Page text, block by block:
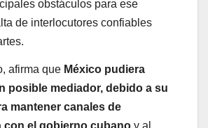
obstáculos para ese
de interlocutores confiables
afirma que México pudiera
posible mediador, debido a su
mantener canales de